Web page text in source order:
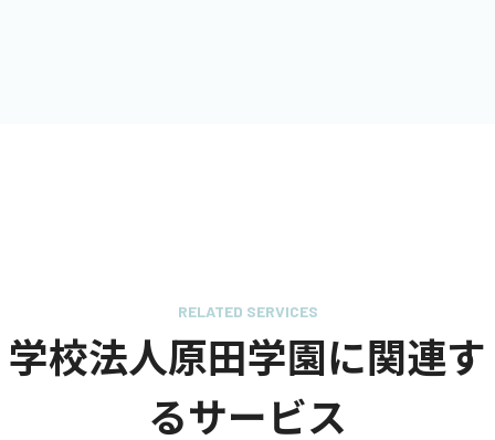
RELATED SERVICES
学校法人原田学園に関連す
るサービス